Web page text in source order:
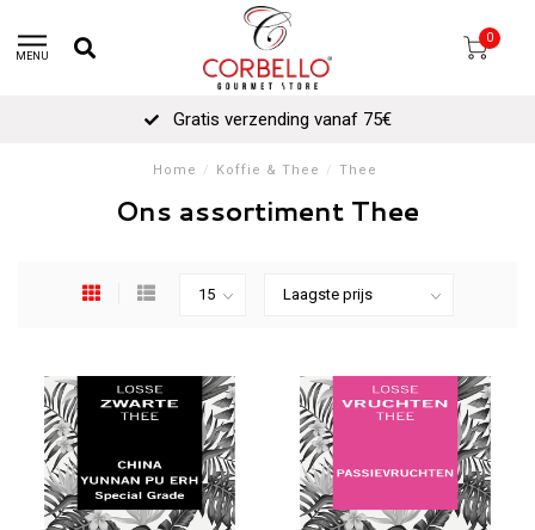
MENU
0
Gratis verzending vanaf 75€
Home / Koffie & Thee / Thee
Ons assortiment Thee